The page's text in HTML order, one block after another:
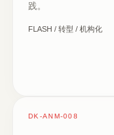
践。
FLASH / 转型 / 机构化
DK-ANM-008